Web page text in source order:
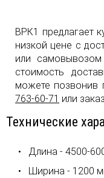
ВРК1 предлагает
низкой цене с
или
стоимость
можете позвонив
763-60-71 или
Технические
Длина - 4500-
Ширина - 1200